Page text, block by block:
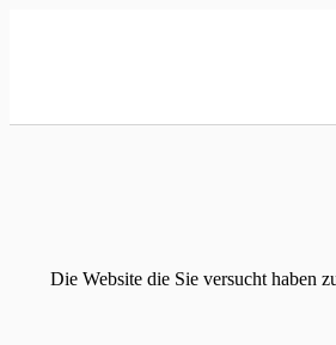
Die Website die Sie versucht haben